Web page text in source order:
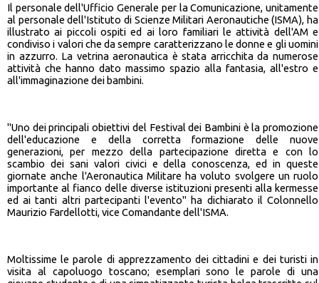
Il personale dell'Ufficio Generale per la Comunicazione, unitamente
al personale dell'Istituto di Scienze Militari Aeronautiche (ISMA), ha
illustrato ai piccoli ospiti ed ai loro familiari le attività dell'AM e
condiviso i valori che da sempre caratterizzano le donne e gli uomini
in azzurro. La vetrina aeronautica è stata arricchita da numerose
attività che hanno dato massimo spazio alla fantasia, all'estro e
all'immaginazione dei bambini.
"Uno dei principali obiettivi del Festival dei Bambini è la promozione
dell'educazione e della corretta formazione delle nuove
generazioni, per mezzo della partecipazione diretta e con lo
scambio dei sani valori civici e della conoscenza, ed in queste
giornate anche l'Aeronautica Militare ha voluto svolgere un ruolo
importante al fianco delle diverse istituzioni presenti alla kermesse
ed ai tanti altri partecipanti l'evento" ha dichiarato il Colonnello
Maurizio Fardellotti, vice Comandante dell'ISMA.
Moltissime le parole di apprezzamento dei cittadini e dei turisti in
visita al capoluogo toscano; esemplari sono le parole di una